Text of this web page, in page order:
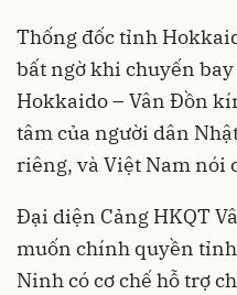
Thống đốc tỉnh
bất ngờ khi chuyến
Hokkaido – Vân Đồn
tâm của người dân
riêng, và Việt Nam nói
Đại diện Cảng HKQT
muốn chính quyền
Ninh có cơ chế hỗ trợ